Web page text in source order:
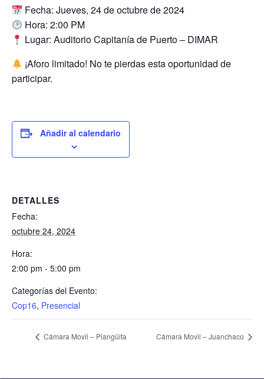
Fecha: Jueves, 24 de octubre de 2024
Hora: 2:00 PM
Lugar: Auditorio Capitanía de Puerto – DIMAR
¡Aforo limitado! No te pierdas esta oportunidad de
participar.
Añadir al calendario
DETALLES
Fecha:
octubre 24, 2024
Hora:
2:00 pm - 5:00 pm
Categorías del Evento:
Cop16, Presencial
Cámara Movil – Piangüita Cámara Movil – Juanchaco